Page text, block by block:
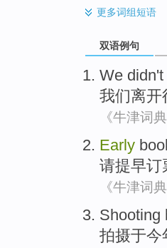
更多词组短语
双语例句
We didn't
我们离开
《牛津词典
Early
请提早订
《牛津词典
Shooting
拍摄于今